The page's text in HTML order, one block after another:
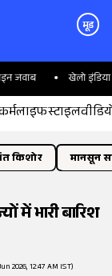
मूड
खेलो इंडिया
लाइफस्टाइल
किशोर मानसून
में भारी बारिश
2026, 12:47 AM IST)